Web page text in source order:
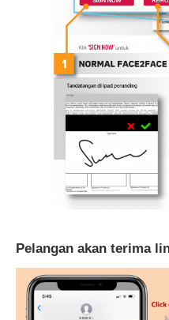
Pelangan akan terima